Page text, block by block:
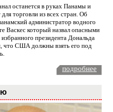
останется в руках Панамы и
торговли из всех стран. Об
администратор водного
Васкес который назвал опасными
президента Дональда
что США должны взять его под
подробнее